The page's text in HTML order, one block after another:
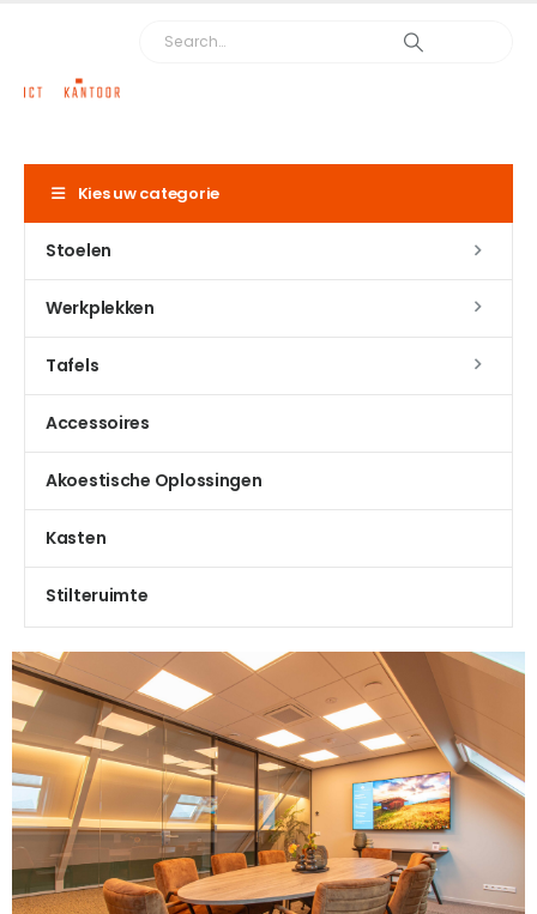
Kies uw categorie
Stoelen
Werkplekken
Tafels
Accessoires
Akoestische Oplossingen
Kasten
Stilteruimte